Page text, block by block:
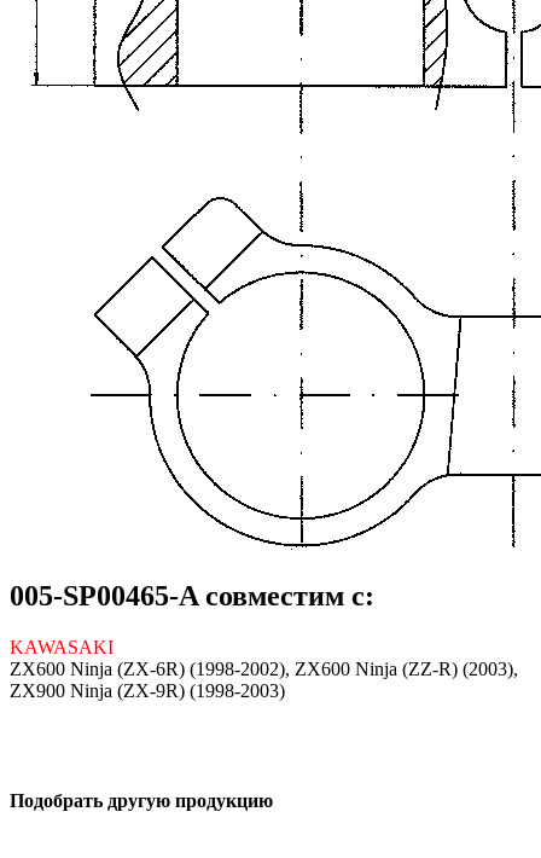
005-SP00465-A совместим с:
KAWASAKI
ZX600 Ninja (ZX-6R) (1998-2002), ZX600 Ninja (ZZ-R) (2003),
ZX900 Ninja (ZX-9R) (1998-2003)
Подобрать другую продукцию